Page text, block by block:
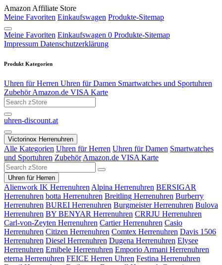
Amazon Affiliate Store
Meine Favoriten Einkaufswagen Produkte-Sitemap
Meine Favoriten Einkaufswagen 0 Produkte-Sitemap
Impressum Datenschutzerklärung
Produkt Kategorien
Uhren für Herren Uhren für Damen Smartwatches und Sportuhren
ZubehörAmazon.de VISA Karte
uhren-discount.at
Victorinox Herrenuhren
Alle Kategorien Uhren für Herren Uhren für Damen Smartwatches
und Sportuhren Zubehör Amazon.de VISA Karte
Uhren für Herren
Alienwork IK Herrenuhren Alpina Herrenuhren BERSIGAR
Herrenuhren botta Herrenuhren Breitling Herrenuhren Burberry
Herrenuhren BUREI Herrenuhren Burgmeister Herrenuhren Bulova
Herrenuhren BY BENYAR Herrenuhren CRRJU Herrenuhren
Carl-von-Zeyten Herrenuhren Cartier Herrenuhren Casio
Herrenuhren Citizen Herrenuhren Comtex Herrenuhren Davis 1506
Herrenuhren Diesel Herrenuhren Dugena Herrenuhren Elysee
Herrenuhren Emibele Herrenuhren Emporio Armani Herrenuhren
eterna Herrenuhren FEICE Herren Uhren Festina Herrenuhren